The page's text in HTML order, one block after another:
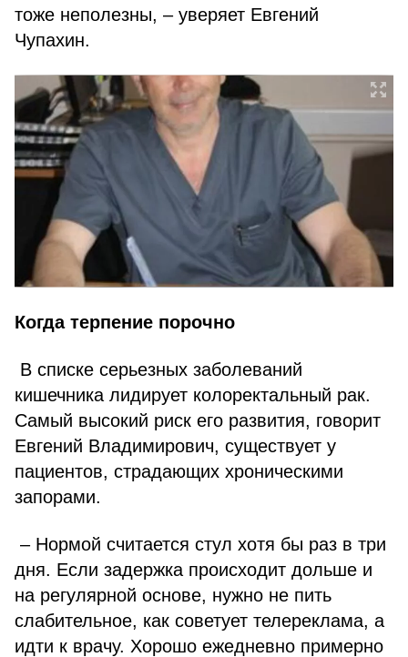
тоже неполезны, – уверяет Евгений
Чупахин.
Когда терпение порочно
В списке серьезных заболеваний
кишечника лидирует колоректальный рак.
Самый высокий риск его развития, говорит
Евгений Владимирович, существует у
пациентов, страдающих хроническими
запорами.
– Нормой считается стул хотя бы раз в три
дня. Если задержка происходит дольше и
на регулярной основе, нужно не пить
слабительное, как советует телереклама, а
идти к врачу. Хорошо ежедневно примерно